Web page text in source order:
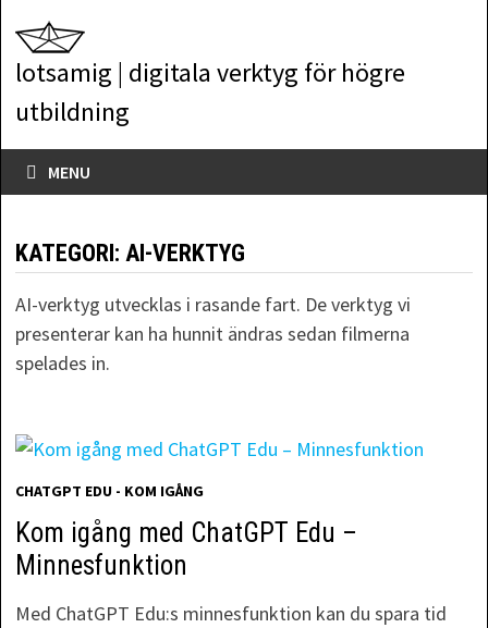
to
content
lotsamig | digitala verktyg för högre
utbildning
MENU
KATEGORI: AI-VERKTYG
AI-verktyg utvecklas i rasande fart. De verktyg vi
presenterar kan ha hunnit ändras sedan filmerna
spelades in.
CHATGPT EDU - KOM IGÅNG
Kom igång med ChatGPT Edu –
Minnesfunktion
Med ChatGPT Edu:s minnesfunktion kan du spara tid